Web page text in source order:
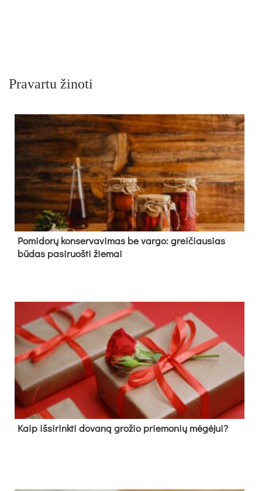
Pravartu žinoti
Pomidorų konservavimas be vargo: greičiausias
būdas pasiruošti žiemai
Kaip išsirinkti dovaną grožio priemonių mėgėjui?